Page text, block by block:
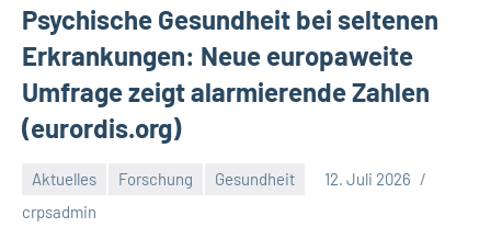
Psychische Gesundheit bei seltenen
Erkrankungen: Neue europaweite
Umfrage zeigt alarmierende Zahlen
(eurordis.org)
Aktuelles Forschung Gesundheit
12. Juli 2026
crpsadmin